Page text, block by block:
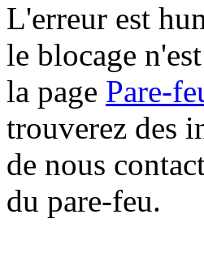
L'erreur est
le blocage
la page Pare-
trouverez des
de nous
du pare-feu.